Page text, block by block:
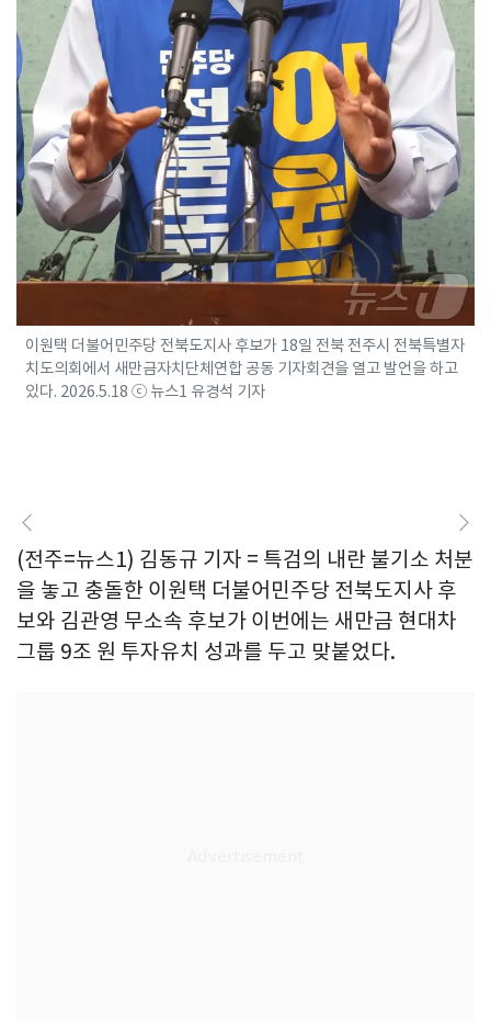
이원택 더불어민주당 전북도지사 후보가 18일 전북 전주시 전북특별자
치도의회에서 새만금자치단체연합 공동 기자회견을 열고 발언을 하고
있다. 2026.5.18 ⓒ 뉴스1 유경석 기자
(전주=뉴스1) 김동규 기자 = 특검의 내란 불기소 처분
을 놓고 충돌한 이원택 더불어민주당 전북도지사 후
보와 김관영 무소속 후보가 이번에는 새만금 현대차
그룹 9조 원 투자유치 성과를 두고 맞붙었다.